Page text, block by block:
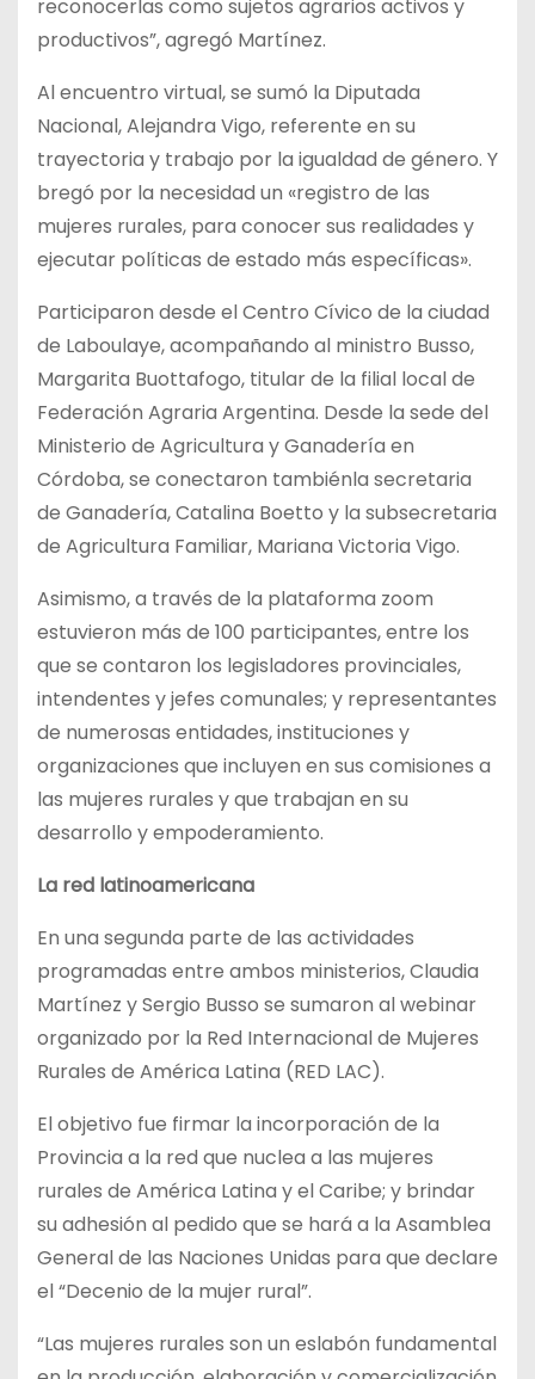
reconocerlas como sujetos agrarios activos y
productivos”, agregó Martínez.
Al encuentro virtual, se sumó la Diputada
Nacional, Alejandra Vigo, referente en su
trayectoria y trabajo por la igualdad de género. Y
bregó por la necesidad un «registro de las
mujeres rurales, para conocer sus realidades y
ejecutar políticas de estado más específicas».
Participaron desde el Centro Cívico de la ciudad
de Laboulaye, acompañando al ministro Busso,
Margarita Buottafogo, titular de la filial local de
Federación Agraria Argentina. Desde la sede del
Ministerio de Agricultura y Ganadería en
Córdoba, se conectaron tambiénla secretaria
de Ganadería, Catalina Boetto y la subsecretaria
de Agricultura Familiar, Mariana Victoria Vigo.
Asimismo, a través de la plataforma zoom
estuvieron más de 100 participantes, entre los
que se contaron los legisladores provinciales,
intendentes y jefes comunales; y representantes
de numerosas entidades, instituciones y
organizaciones que incluyen en sus comisiones a
las mujeres rurales y que trabajan en su
desarrollo y empoderamiento.
La red latinoamericana
En una segunda parte de las actividades
programadas entre ambos ministerios, Claudia
Martínez y Sergio Busso se sumaron al webinar
organizado por la Red Internacional de Mujeres
Rurales de América Latina (RED LAC).
El objetivo fue firmar la incorporación de la
Provincia a la red que nuclea a las mujeres
rurales de América Latina y el Caribe; y brindar
su adhesión al pedido que se hará a la Asamblea
General de las Naciones Unidas para que declare
el “Decenio de la mujer rural”.
“Las mujeres rurales son un eslabón fundamental